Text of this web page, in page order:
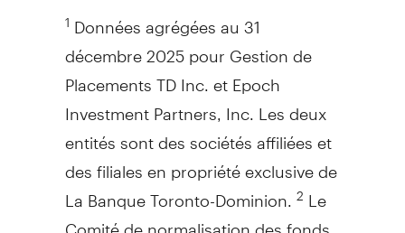
1 Données agrégées au 31
décembre 2025 pour Gestion de
Placements TD Inc. et Epoch
Investment Partners, Inc. Les deux
entités sont des sociétés affiliées et
des filiales en propriété exclusive de
La Banque Toronto-Dominion. 2 Le
Comité de normalisation des fonds